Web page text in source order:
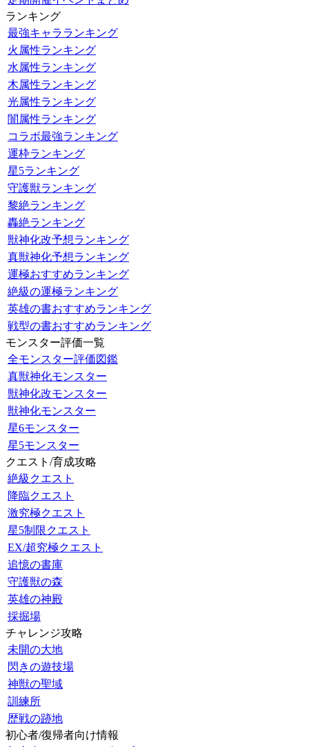
ランキング
最強キャラランキング
火属性ランキング
水属性ランキング
木属性ランキング
光属性ランキング
闇属性ランキング
コラボ最強ランキング
運枠ランキング
星5ランキング
守護獣ランキング
黎絶ランキング
轟絶ランキング
獣神化改予想ランキング
真獣神化予想ランキング
運極おすすめランキング
絶級の運極ランキング
英雄の書おすすめランキング
戦型の書おすすめランキング
モンスター評価一覧
全モンスター評価図鑑
真獣神化モンスター
獣神化改モンスター
獣神化モンスター
星6モンスター
星5モンスター
クエスト/育成攻略
絶級クエスト
降臨クエスト
激究極クエスト
星5制限クエスト
EX/超究極クエスト
追憶の書庫
守護獣の森
英雄の神殿
採掘場
チャレンジ攻略
未開の大地
閃きの遊技場
神獣の聖域
訓練所
歴戦の跡地
初心者/復帰者向け情報